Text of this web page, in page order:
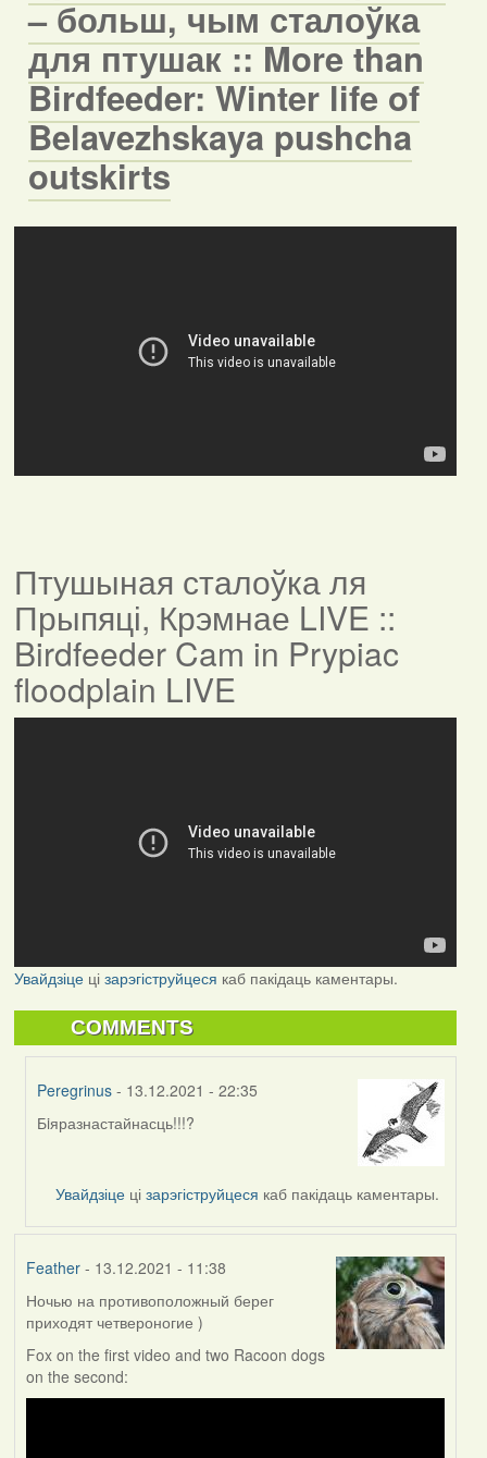
– больш, чым сталоўка
для птушак :: More than
Birdfeeder: Winter life of
Belavezhskaya pushcha
outskirts
Птушыная сталоўка ля
Прыпяці, Крэмнае LIVE ::
Birdfeeder Cam in Prypiac
floodplain LIVE
Увайдзіцеці зарэгіструйцеся каб пакідаць каментары.
COMMENTS
Peregrinus - 13.12.2021 - 22:35
In
Бiяразнастайнасць!!!?
Увайдзіце цізарэгіструйцеся каб пакідаць каментары.
Feather- 13.12.2021 - 11:38
Ночью на противоположный берег
приходят четвероногие )
Fox on the first video and two Racoon dogs
on the second: